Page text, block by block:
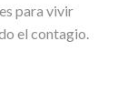
para vivir
el contagio.